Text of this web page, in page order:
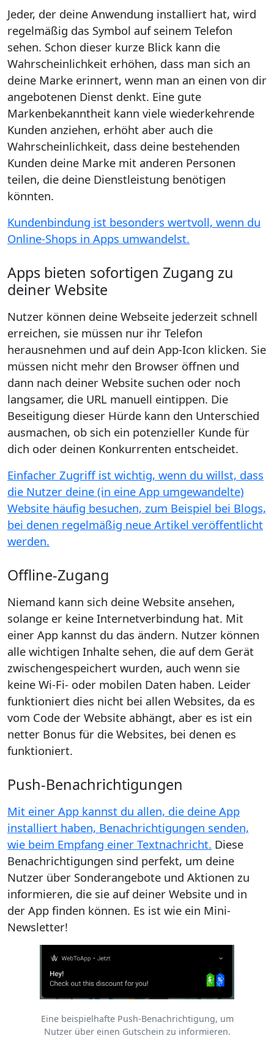
Jeder, der deine Anwendung installiert hat, wird
regelmäßig das Symbol auf seinem Telefon
sehen. Schon dieser kurze Blick kann die
Wahrscheinlichkeit erhöhen, dass man sich an
deine Marke erinnert, wenn man an einen von dir
angebotenen Dienst denkt. Eine gute
Markenbekanntheit kann viele wiederkehrende
Kunden anziehen, erhöht aber auch die
Wahrscheinlichkeit, dass deine bestehenden
Kunden deine Marke mit anderen Personen
teilen, die deine Dienstleistung benötigen
könnten.
Kundenbindung ist besonders wertvoll, wenn du
Online-Shops in Apps umwandelst.
Apps bieten sofortigen Zugang zu
deiner Website
Nutzer können deine Webseite jederzeit schnell
erreichen, sie müssen nur ihr Telefon
herausnehmen und auf dein App-Icon klicken. Sie
müssen nicht mehr den Browser öffnen und
dann nach deiner Website suchen oder noch
langsamer, die URL manuell eintippen. Die
Beseitigung dieser Hürde kann den Unterschied
ausmachen, ob sich ein potenzieller Kunde für
dich oder deinen Konkurrenten entscheidet.
Einfacher Zugriff ist wichtig, wenn du willst, dass
die Nutzer deine (in eine App umgewandelte)
Website häufig besuchen, zum Beispiel bei Blogs,
bei denen regelmäßig neue Artikel veröffentlicht
werden.
Offline-Zugang
Niemand kann sich deine Website ansehen,
solange er keine Internetverbindung hat. Mit
einer App kannst du das ändern. Nutzer können
alle wichtigen Inhalte sehen, die auf dem Gerät
zwischengespeichert wurden, auch wenn sie
keine Wi-Fi- oder mobilen Daten haben. Leider
funktioniert dies nicht bei allen Websites, da es
vom Code der Website abhängt, aber es ist ein
netter Bonus für die Websites, bei denen es
funktioniert.
Push-Benachrichtigungen
Mit einer App kannst du allen, die deine App
installiert haben, Benachrichtigungen senden,
wie beim Empfang einer Textnachricht. Diese
Benachrichtigungen sind perfekt, um deine
Nutzer über Sonderangebote und Aktionen zu
informieren, die sie auf deiner Website und in
der App finden können. Es ist wie ein Mini-
Newsletter!
Eine beispielhafte Push-Benachrichtigung, um
Nutzer über einen Gutschein zu informieren.